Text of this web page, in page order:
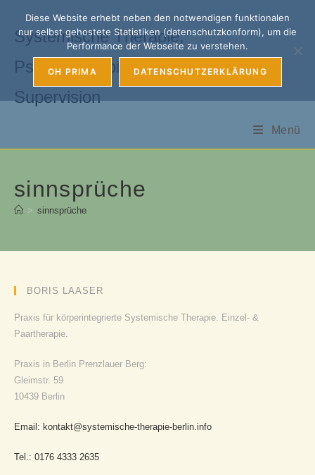
springen
Systemische Therapie,
Psychotherapie, Coaching &
Supervision
Menü
sinnsprüche
> sinnsprüche
BORIS LAASER
Praxis für körperintegrierte Systemische Therapie. Einzel- &
Paartherapie.
Praxis in Berlin Prenzlauer Berg:
Gleimstr. 59
10439 Berlin
Email: kontakt@systemische-therapie-berlin.info
Tel.: 0176 4333 2635
Diese Website erhebt neben den notwendigen funktionalen
nur selbst gehostete Statistiken (datenschutzkonform), um die
Performance der Webseite zu verstehen.
OH PRIMA DATENSCHUTZERKLÄRUNG